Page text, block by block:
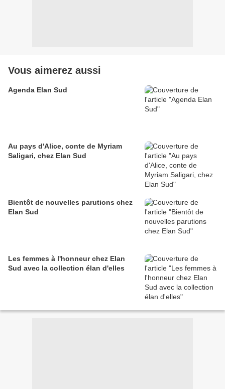
Vous aimerez aussi
Agenda Elan Sud
Au pays d'Alice, conte de Myriam
Saligari, chez Elan Sud
Bientôt de nouvelles parutions chez
Elan Sud
Les femmes à l'honneur chez Elan
Sud avec la collection élan d'elles